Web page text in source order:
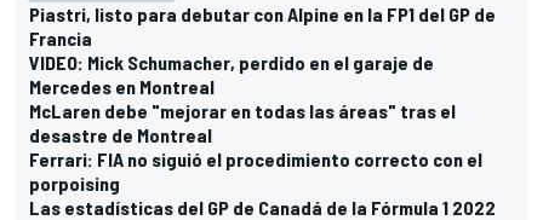
Piastri, listo para debutar con Alpine en la FP1 del GP de
Francia
VIDEO: Mick Schumacher, perdido en el garaje de
Mercedes en Montreal
McLaren debe "mejorar en todas las áreas" tras el
desastre de Montreal
Ferrari: FIA no siguió el procedimiento correcto con el
porpoising
Las estadísticas del GP de Canadá de la Fórmula 1 2022